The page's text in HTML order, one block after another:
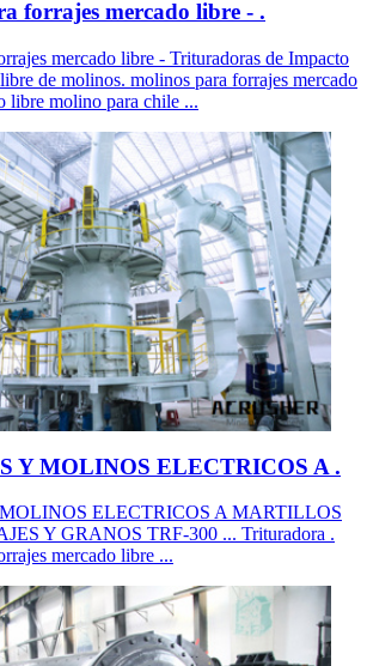
forrajes mercado libre - .
mercado libre - Trituradoras de Impacto
de molinos. molinos para forrajes mercado
libre molino para chile ...
Y MOLINOS ELECTRICOS A .
MOLINOS ELECTRICOS A MARTILLOS
Y GRANOS TRF-300 ... Trituradora .
mercado libre ...